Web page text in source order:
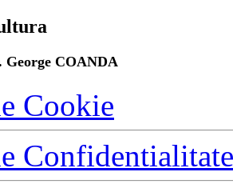
COANDA
Cookie
Confidentialitate